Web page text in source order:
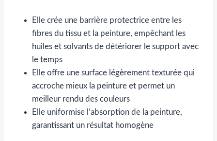
Elle crée une barrière protectrice entre les
fibres du tissu et la peinture, empêchant les
huiles et solvants de détériorer le support avec
le temps
Elle offre une surface légèrement texturée qui
accroche mieux la peinture et permet un
meilleur rendu des couleurs
Elle uniformise l’absorption de la peinture,
garantissant un résultat homogène